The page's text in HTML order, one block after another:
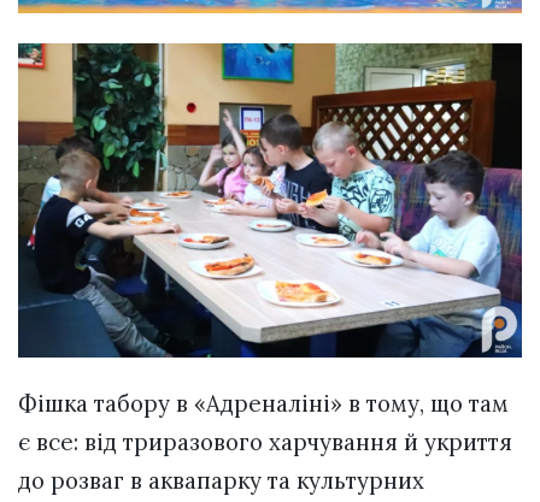
Фішка табору в «Адреналіні» в тому, що там
є все: від триразового харчування й укриття
до розваг в аквапарку та культурних